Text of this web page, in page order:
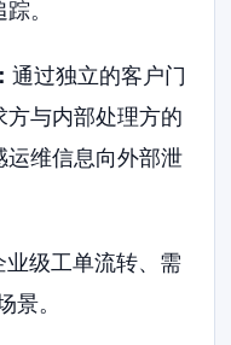
。
通过独立的客户门
方与内部处理方的
运维信息向外部泄
级工单流转、需
景。